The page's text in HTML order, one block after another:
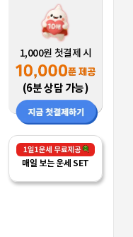
1,000원 첫결제 시
(6분 상담 가능)
매일 보는 운세 SET